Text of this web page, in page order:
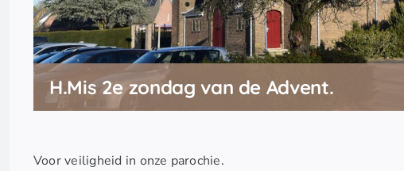
H.Mis 2e zondag van de Advent.
Voor veiligheid in onze parochie.